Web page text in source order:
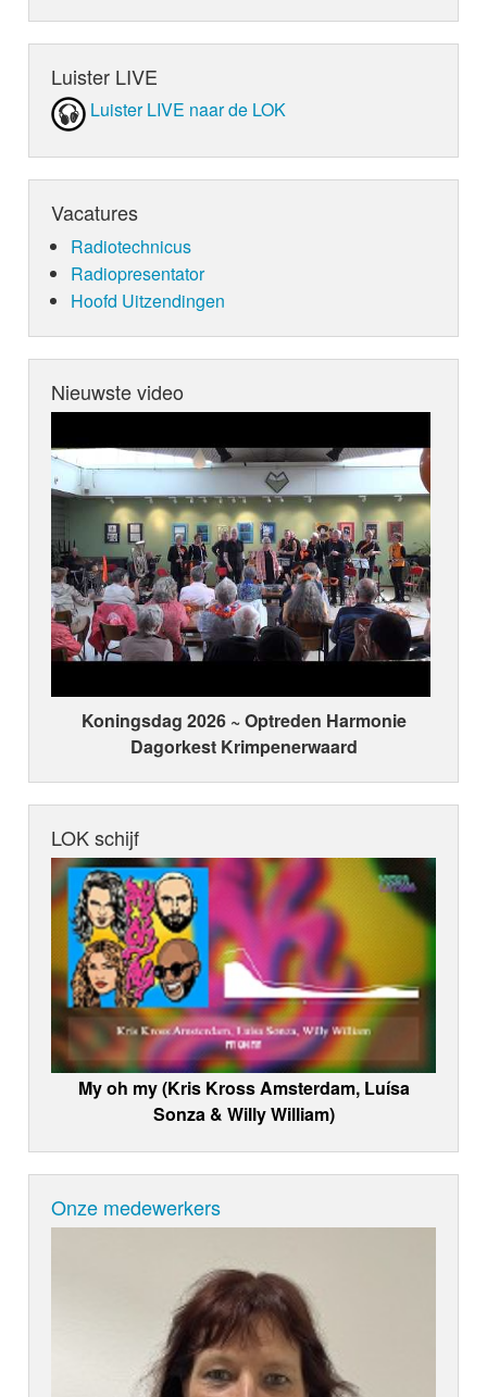
Luister LIVE
Luister LIVE naar de LOK
Vacatures
Radiotechnicus
Radiopresentator
Hoofd Uitzendingen
Nieuwste video
Koningsdag 2026 ~ Optreden Harmonie
Dagorkest Krimpenerwaard
LOK schijf
My oh my (Kris Kross Amsterdam, Luísa
Sonza & Willy William)
Onze medewerkers